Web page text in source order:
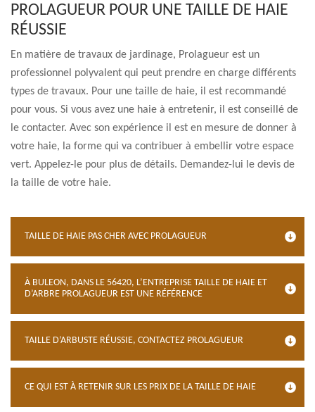
PROLAGUEUR POUR UNE TAILLE DE HAIE
RÉUSSIE
En matière de travaux de jardinage, Prolagueur est un
professionnel polyvalent qui peut prendre en charge différents
types de travaux. Pour une taille de haie, il est recommandé
pour vous. Si vous avez une haie à entretenir, il est conseillé de
le contacter. Avec son expérience il est en mesure de donner à
votre haie, la forme qui va contribuer à embellir votre espace
vert. Appelez-le pour plus de détails. Demandez-lui le devis de
la taille de votre haie.
TAILLE DE HAIE PAS CHER AVEC PROLAGUEUR
À BULEON, DANS LE 56420, L’ENTREPRISE TAILLE DE HAIE ET
D’ARBRE PROLAGUEUR EST UNE RÉFÉRENCE
TAILLE D’ARBUSTE RÉUSSIE, CONTACTEZ PROLAGUEUR
CE QUI EST À RETENIR SUR LES PRIX DE LA TAILLE DE HAIE